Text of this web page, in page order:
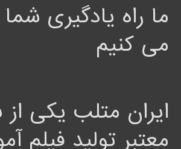
ما راه یادگیری شما
می کنیم
ایران متلب یکی از
معتبر تولید فیلم